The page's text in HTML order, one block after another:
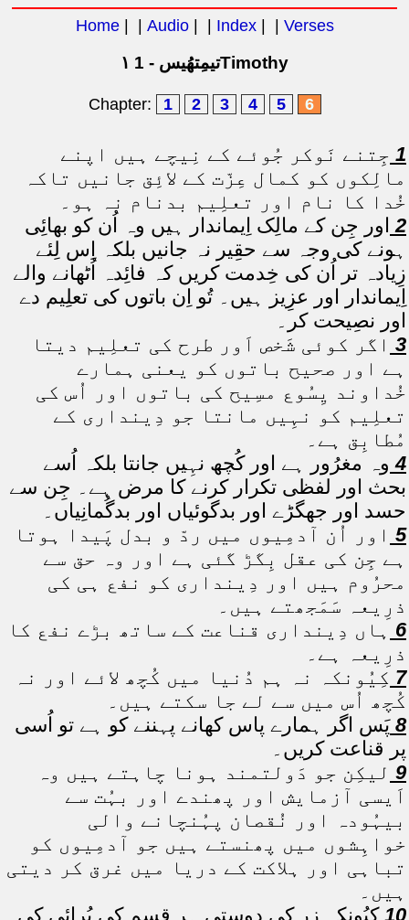
Home| | Audio| | Index| | Verses
۱ تیمِتھُیس - 1Timothy
Chapter: 1 2 3 4 5 6
1 جِتنے نَوکر جُوئے کے نِیچے ہیں اپنے
مالِکوں کو کمال عِزّت کے لائِق جانیں تاکہ
خُدا کا نام اور تعلِیم بدنام نہ ہو۔
2 اور جِن کے مالِک اِیماندار ہیں وہ اُن کو بھائِی
ہونے کی وجہ سے حقِیر نہ جانیں بلکہ اِس لِئے
زِیادہ تر اُن کی خِدمت کریں کہ فائِدہ اُٹھانے والے
اِیماندار اور عزِیز ہیں۔ تُو اِن باتوں کی تعلِیم دے
اور نصِیحت کر۔
3 اگر کوئی شَخص اَور طرح کی تعلِیم دیتا
ہے اور صحیح باتوں کو یعنی ہمارے
خُداوند یِسُوع مسِیح کی باتوں اور اُس کی
تعلِیم کو نہِیں مانتا جو دِینداری کے
مُطابِق ہے۔
4 وہ مغرُور ہے اور کُچھ نہِیں جانتا بلکہ اُسے
بحث اور لفظی تکرار کرنے کا مرض ہے۔ جِن سے
حسد اور جھگڑے اور بدگوئیاں اور بدگُمانِیاں۔
5 اور اُن آدمِیوں میں ردّ و بدل پَیدا ہوتا
ہے جِن کی عقل بِگڑ گئی ہے اور وہ حق سے
محرُوم ہیں اور دِینداری کو نفع ہی کی
ذرِیعہ سَمَجھتے ہیں۔
6 ہاں دِینداری قناعت کے ساتھ بڑے نفع کا
ذرِیعہ ہے۔
7 کِیُونکہ نہ ہم دُنیا میں کُچھ لائے اور نہ
کُچھ اُس میں سے لے جا سکتے ہیں۔
8 پَس اگر ہمارے پاس کھانے پہننے کو ہے تو اُسی
پر قناعت کریں۔
9 لیکِن جو دَولتمند ہونا چاہتے ہیں وہ
اَیسی آزمایش اور پھندے اور بہُت سے
بیہُودہ اور نُقصان پہُنچانے والی
خواہِشوں میں پھنستے ہیں جو آدمِیوں کو
تباہی اور ہلاکت کے دریا میں غرق کر دیتی
ہیں۔
10 کِیُونکہ زر کی دوستی ہر قِسم کی بُرائی کی